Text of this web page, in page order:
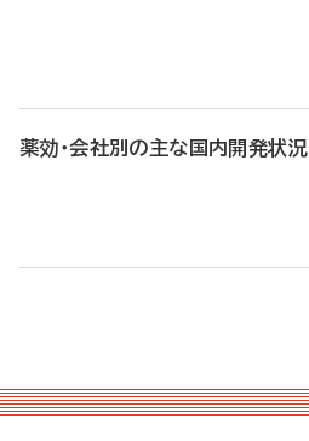
薬効・会社別の主な国内開発状況